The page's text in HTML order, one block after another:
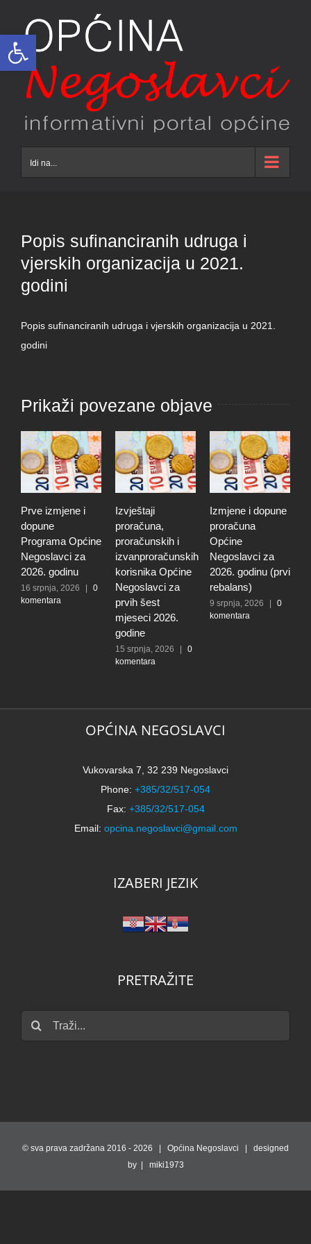
Open toolbar
content
Idi na...
Popis sufinanciranih udruga i
vjerskih organizacija u 2021.
godini
Popis sufinanciranih udruga i vjerskih organizacija u 2021.
godini
Prikaži povezane objave
Prve izmjene i
dopune
Programa Općine
Negoslavci za
2026. godinu
16 srpnja, 2026
0
komentara
Izvještaji
proračuna,
proračunskih i
izvanproračunskih
korisnika Općine
Negoslavci za
prvih šest
mjeseci 2026.
godine
15 srpnja, 2026
0
komentara
Izmjene i dopune
proračuna
Općine
Negoslavci za
2026. godinu (prvi
rebalans)
9 srpnja, 2026
0
komentara
OPĆINA NEGOSLAVCI
Vukovarska 7, 32 239 Negoslavci
Phone: +385/32/517-054
Fax: +385/32/517-054
Email: opcina.negoslavci@gmail.com
IZABERI JEZIK
PRETRAŽITE
Traži...
© sva prava zadržana 2016 - 2026 | Općina Negoslavci | designed
by | miki1973